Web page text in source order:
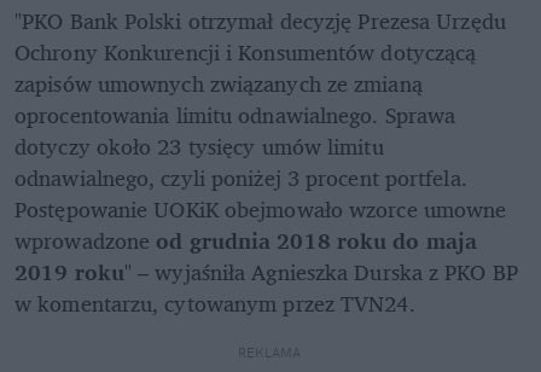
"PKO Bank Polski otrzymał decyzję Prezesa Urzędu
Ochrony Konkurencji i Konsumentów dotyczącą
zapisów umownych związanych ze zmianą
oprocentowania limitu odnawialnego. Sprawa
dotyczy około 23 tysięcy umów limitu
odnawialnego, czyli poniżej 3 procent portfela.
Postępowanie UOKiK obejmowało wzorce umowne
wprowadzone od grudnia 2018 roku do maja
2019 roku" – wyjaśniła Agnieszka Durska z PKO BP
w komentarzu, cytowanym przez TVN24.
REKLAMA